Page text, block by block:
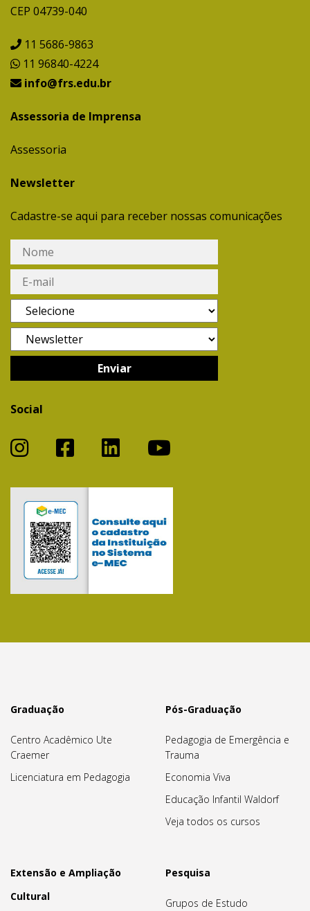
CEP 04739-040
11 5686-9863
11 96840-4224
info@frs.edu.br
Assessoria de Imprensa
Assessoria
Newsletter
Cadastre-se aqui para receber nossas comunicações
Social
Graduação
Centro Acadêmico Ute
Craemer
Licenciatura em Pedagogia
Pós-Graduação
Pedagogia de Emergência e
Trauma
Economia Viva
Educação Infantil Waldorf
Veja todos os cursos
Extensão e Ampliação
Cultural
Pesquisa
Grupos de Estudo